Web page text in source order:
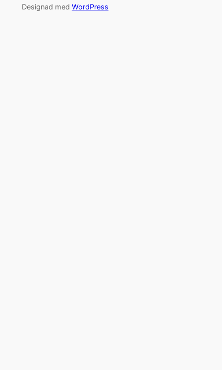
Designad med WordPress